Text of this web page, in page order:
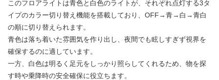
このフロアライトは青色と白色のライトが、それぞれ点灯する3タ
イプのカラー切り替え機能を搭載しており、OFF→青→白→青白
の順に切り替えられます。
青色は落ち着いた雰囲気を作り出し、夜間でも眩しすぎず視界を
確保するのに適しています。
一方、白色は明るく足元をしっかり照らしてくれるため、物を探
す時や乗降時の安全確保に役立ちます。